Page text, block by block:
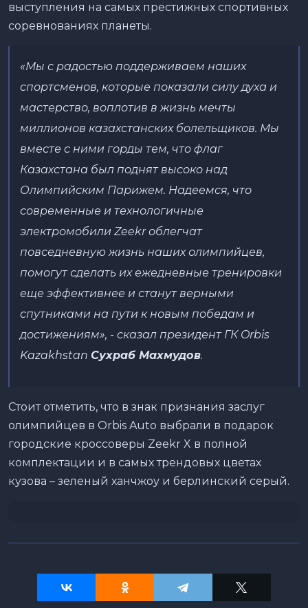
выступления на самых престижных спортивных
соревнованиях планеты.
«Мы с радостью поддерживаем наших
спортсменов, которые показали силу духа и
мастерство, воплотив в жизнь мечты
миллионов казахстанских болельщиков. Мы
вместе с ними горды тем, что флаг
Казахстана был поднят высоко над
Олимпийским Парижем. Надеемся, что
современные и технологичные
электромобили Zeekrоблегчат
повседневную жизнь наших олимпийцев,
помогут сделать их ежедневные тренировки
еще эффективнее и станут верными
спутниками на пути к новым победам и
достижениям», - сказал президент ГК Orbis
Kazakhstan Сухраб Махмудов.
Стоит отметить, что в знак признания заслуг
олимпийцев в Orbis Auto выбрали в подарок
городские кроссоверы Zeekr X в полной
комплектации и в самых трендовых цветах
кузова – зеленый ханчжоу и берлинский серый.